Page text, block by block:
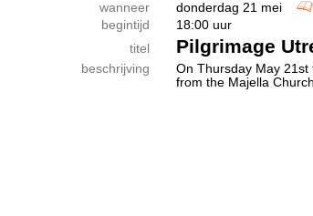
wanneer
donderdag 21 mei
begintijd
18:00 uur
titel
Pilgrimage
beschrijving
On Thursday May 21st
from the Majella